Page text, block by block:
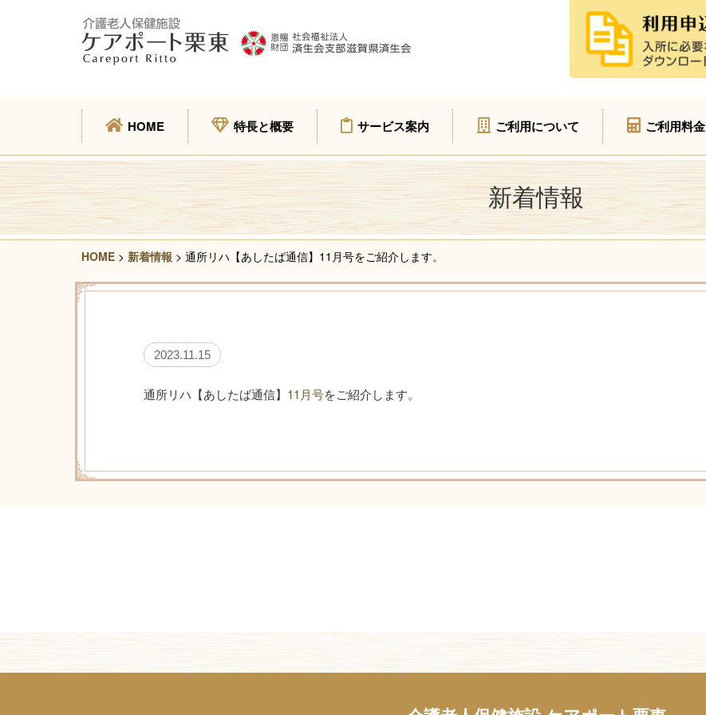
HOME 特長と概要 サービス案内 ご利用について ご利用料金
新着情報
HOME > 新着情報 > 通所リハ【あしたば通信】11月号をご紹介します。
2023.11.15
通所リハ【あしたば通信】 11月号をご紹介します。